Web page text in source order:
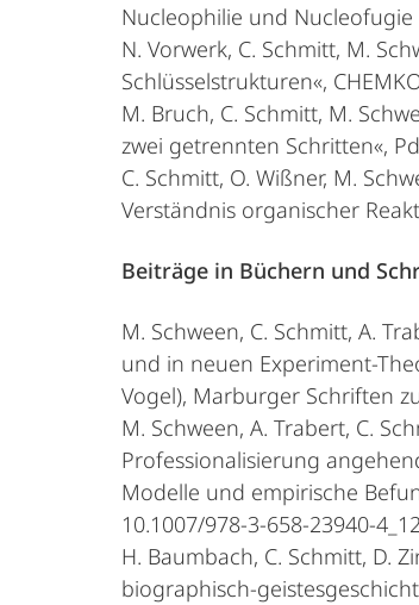
Nucleophilie und Nucleofugie
N. Vorwerk, C. Schmitt, M.
Schlüsselstrukturen«,
M. Bruch, C. Schmitt, M.
zwei getrennten Schritten«,
C. Schmitt, O. Wißner, M.
Verständnis organischer
Beiträge in Büchern und
M. Schween, C. Schmitt, A.
und in neuen Experiment-
Vogel), Marburger Schriften
M. Schween, A. Trabert, C.
Professionalisierung
Modelle und empirische
10.1007/978-3-658-23940-4_12
H. Baumbach, C. Schmitt, D.
biographisch-